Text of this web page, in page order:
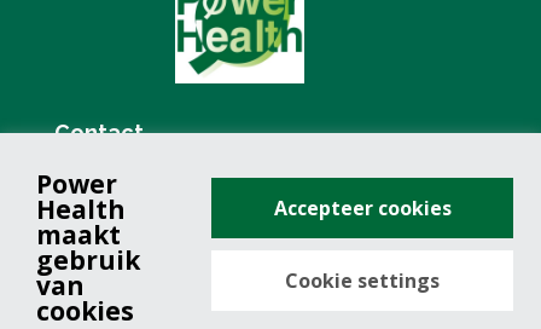
Contact
+31 (0)76 571 19 68
info@powerhealth.nl
Adresse
Power
Health
maakt
gebruik
van
cookies
Accepteer cookies
Cookie settings